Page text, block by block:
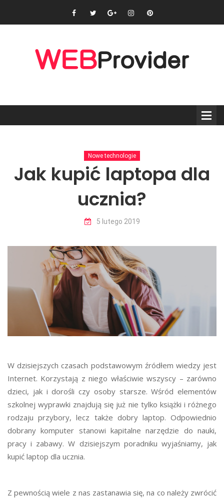
Nowe technologie
Jak kupić laptopa dla
ucznia?
5 lutego 2019
W dzisiejszych czasach podstawowym źródłem wiedzy jest
Internet. Korzystają z niego właściwie wszyscy – zarówno
dzieci, jak i dorośli czy osoby starsze. Wśród elementów
szkolnej wyprawki znajdują się już nie tylko książki i różnego
rodzaju przybory, lecz także dobry laptop. Odpowiednio
dobrany komputer stanowi kapitalne narzędzie do nauki,
pracy i zabawy. W dzisiejszym poradniku wyjaśniamy, jak
kupić laptop dla ucznia.
Z pewnością wiele z nas zastanawia się, na co należy zwrócić